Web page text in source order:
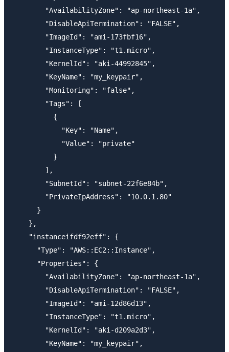
"AvailabilityZone": "ap-northeast-1a",
"DisableApiTermination": "FALSE",
"ImageId": "ami-173fbf16",
"InstanceType": "t1.micro",
"KernelId": "aki-44992845",
"KeyName": "my_keypair",
"Monitoring": "false",
"Tags": [
{
"Key": "Name",
"Value": "private"
}
],
"SubnetId": "subnet-22f6e84b",
"PrivateIpAddress": "10.0.1.80"
}
},
"instanceifdf92eff": {
"Type": "AWS::EC2::Instance",
"Properties": {
"AvailabilityZone": "ap-northeast-1a",
"DisableApiTermination": "FALSE",
"ImageId": "ami-12d86d13",
"InstanceType": "t1.micro",
"KernelId": "aki-d209a2d3",
"KeyName": "my_keypair",